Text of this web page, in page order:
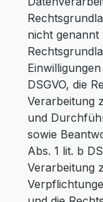
nicht genannt
DSGVO, die
Verarbeitung
und
sowie
Abs. 1 lit. b
Verarbeitung